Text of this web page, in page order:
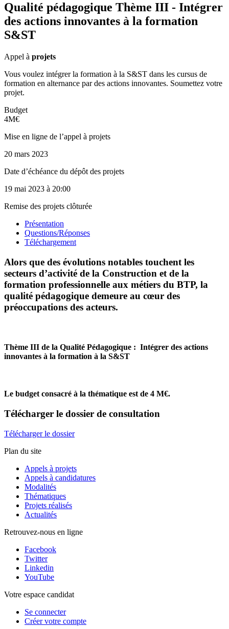
Qualité pédagogique Thème III - Intégrer
des actions innovantes à la formation
S&ST
Appel à projets
Vous voulez intégrer la formation à la S&ST dans les cursus de
formation en alternance par des actions innovantes. Soumettez votre
projet.
Budget
4M€
Mise en ligne de l’appel à projets
20 mars 2023
Date d’échéance du dépôt des projets
19 mai 2023 à 20:00
Remise des projets clôturée
Présentation
Questions/Réponses
Téléchargement
Alors que des évolutions notables touchent les
secteurs d’activité de la Construction et de la
formation professionnelle aux métiers du BTP, la
qualité pédagogique demeure au cœur des
préoccupations des acteurs.
Thème III de la Qualité Pédagogique : Intégrer des actions
innovantes à la formation à la S&ST
Le budget consacré à la thématique est de 4 M€.
Télécharger le dossier de consultation
Télécharger le dossier
Plan du site
Appels à projets
Appels à candidatures
Modalités
Thématiques
Projets réalisés
Actualités
Retrouvez-nous en ligne
Facebook
Twitter
Linkedin
YouTube
Votre espace candidat
Se connecter
Créer votre compte